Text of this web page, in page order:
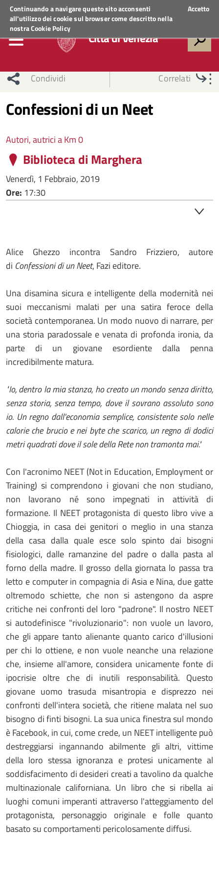
Continuando a navigare questo sito acconsenti
all'utilizzo dei cookie sul browser come descritto nella
nostraCookie Policy
Accetto
Regione VenetoACCEDI AI SERVIZI
Città di Venezia
Condividi Correlati
Confessioni di un Neet
Autori, autrici a Km 0
Biblioteca di Marghera
Venerdì, 1 Febbraio, 2019
Ore: 17:30
Alice Ghezzo incontra Sandro Frizziero, autore
di Confessioni di un Neet, Fazi editore.
Una disamina sicura e intelligente della modernità nei
suoi meccanismi malati per una satira feroce della
società contemporanea. Un modo nuovo di narrare, per
una storia paradossale e venata di profonda ironia, da
parte di un giovane esordiente dalla penna
incredibilmente matura.
"Io, dentro la mia stanza, ho creato un mondo senza diritto,
senza storia, senza tempo, dove il sovrano assoluto sono
io. Un regno dall'economia semplice, consistente solo nelle
calorie che brucio e nei byte che scarico, un regno di dodici
metri quadrati dove il sole della Rete non tramonta mai."
Con l'acronimo NEET (Not in Education, Employment or
Training) si comprendono i giovani che non studiano,
non lavorano né sono impegnati in attività di
formazione. Il NEET protagonista di questo libro vive a
Chioggia, in casa dei genitori o meglio in una stanza
della casa dalla quale esce solo spinto dai bisogni
fisiologici, dalle ramanzine del padre o dalla pasta al
forno della madre. Il grosso della giornata lo passa tra
letto e computer in compagnia di Asia e Nina, due gatte
oltremodo schiette, che non si astengono da aspre
critiche nei confronti del loro "padrone". Il nostro NEET
si autodefinisce "rivoluzionario": non vuole un lavoro,
che gli appare tanto alienante quanto carico d'illusioni
per chi lo ottiene, e non vuole neanche una relazione
che, insieme all'amore, considera unicamente fonte di
ipocrisie oltre che di inutili responsabilità. Questo
giovane uomo trasuda misantropia e disprezzo nei
confronti dell'intera società, che ritiene malata nel suo
bisogno di finti bisogni. La sua unica finestra sul mondo
è Facebook, in cui, come crede, un NEET intelligente può
destreggiarsi ingannando abilmente gli altri, vittime
della loro stessa ignoranza e protesi unicamente al
soddisfacimento di desideri creati a tavolino da qualche
multinazionale californiana. Un libro che si ribella ai
luoghi comuni imperanti attraverso l'atteggiamento del
protagonista, personaggio originale e folle quanto
basato su comportamenti pericolosamente diffusi.